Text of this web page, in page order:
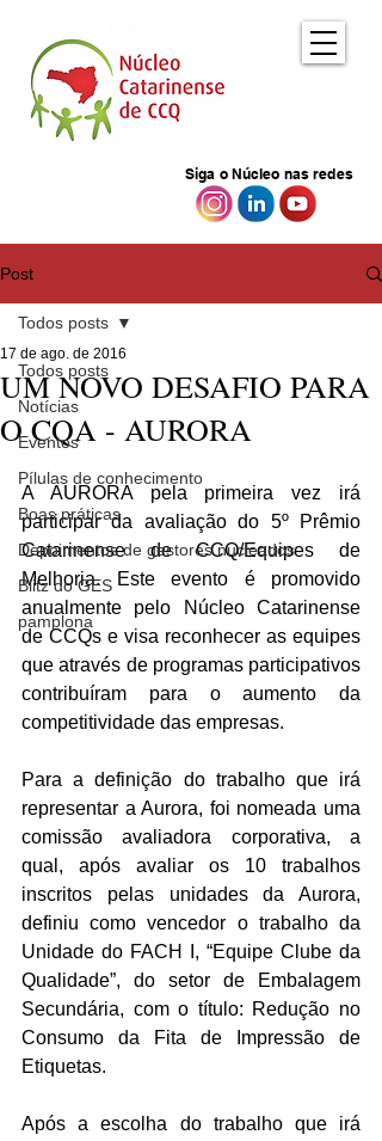
Siga o Núcleo nas redes
Post
Todos posts
Notícias
Eventos
Pílulas de conhecimento
Boas práticas
Depoimentos de gestores nucleados
Blitz do GES
pamplona
Todos posts
UM NOVO DESAFIO PARA
O CQA - AURORA
17 de ago. de 2016
A AURORA pela primeira vez irá
participar da avaliação do 5º Prêmio
Catarinense de CCQ/Equipes de
Melhoria. Este evento é promovido
anualmente pelo Núcleo Catarinense
de CCQs e visa reconhecer as equipes
que através de programas participativos
contribuíram para o aumento da
competitividade das empresas.
Para a definição do trabalho que irá
representar a Aurora, foi nomeada uma
comissão avaliadora corporativa, a
qual, após avaliar os 10 trabalhos
inscritos pelas unidades da Aurora,
definiu como vencedor o trabalho da
Unidade do FACH I, “Equipe Clube da
Qualidade”, do setor de Embalagem
Secundária, com o título: Redução no
Consumo da Fita de Impressão de
Etiquetas.
Após a escolha do trabalho que irá